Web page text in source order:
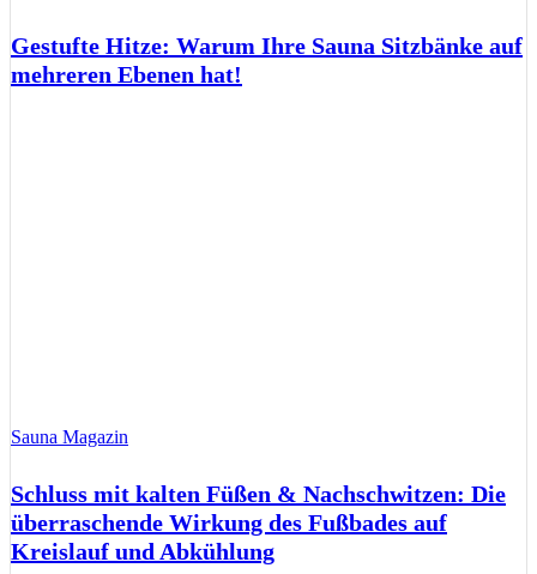
Gestufte Hitze: Warum Ihre Sauna Sitzbänke auf
mehreren Ebenen hat!
Sauna Magazin
Schluss mit kalten Füßen & Nachschwitzen: Die
überraschende Wirkung des Fußbades auf
Kreislauf und Abkühlung